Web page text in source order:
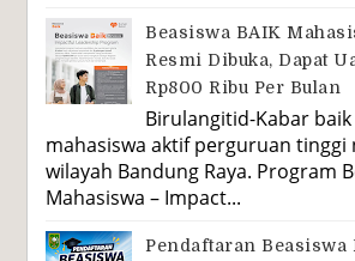
Beasiswa BAIK
Resmi Dibuka, Dapat
Rp800 Ribu Per Bulan
Birulangitid-Kabar baik
mahasiswa aktif perguruan tinggi
wilayah Bandung Raya. Program
Mahasiswa – Impact...
Pendaftaran Beasiswa